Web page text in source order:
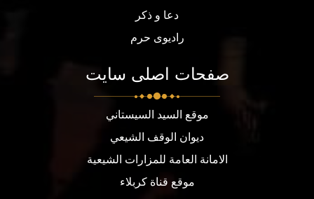
دعا و ذکر
رادیوی حرم
صفحات اصلی سایت
موقع السيد السيستاني
ديوان الوقف الشيعي
الامانة العامة للمزارات الشيعية
موقع قناة كربلاء